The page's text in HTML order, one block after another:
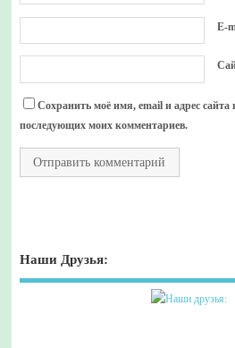
E-
Сохранить моё имя, email и адрес сайта
последующих моих комментариев.
Наши Друзья: